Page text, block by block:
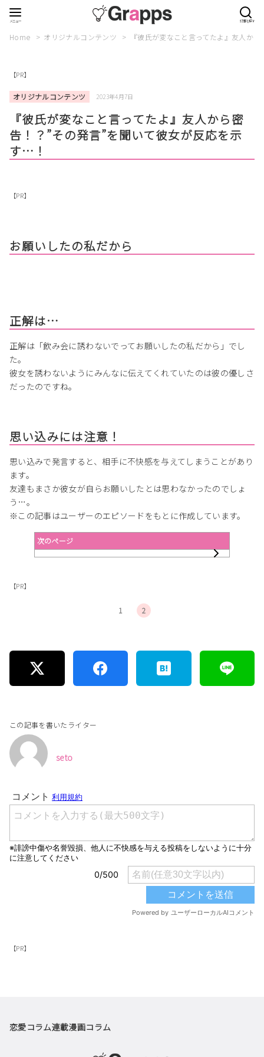
Home オリジナルコンテンツ 『彼氏が変なこと言ってたよ』友人か
【PR】
オリジナルコンテンツ 2023年4月7日
『彼氏が変なこと言ってたよ』友人から密
告！？”その発言”を聞いて彼女が反応を示
す…！
【PR】
お願いしたの私だから
正解は…
正解は「飲み会に誘わないでってお願いしたの私だから」でし
た。
彼女を誘わないようにみんなに伝えてくれていたのは彼の優しさ
だったのですね。
思い込みには注意！
思い込みで発言すると、相手に不快感を与えてしまうことがあり
ます。
友達もまさか彼女が自らお願いしたとは思わなかったのでしょ
う…。
※この記事はユーザーのエピソードをもとに作成しています。
次のページ
【PR】
1 2
この記事を書いたライター
seto
【PR】
恋愛コラム連載漫画コラム